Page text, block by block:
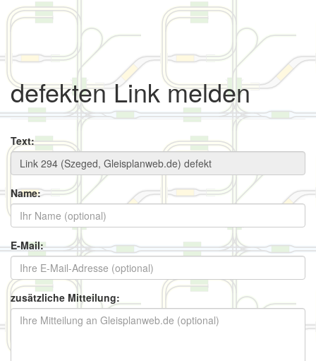
defekten Link melden
Text:
Name:
E-Mail:
zusätzliche Mitteilung: